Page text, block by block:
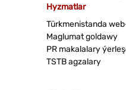
Hyzmatlar
Türkmenistanda
Maglumat goldawy
PR makalalary
TSTB agzalary